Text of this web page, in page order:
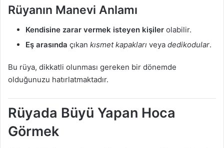
Rüyanın Manevi Anlamı
Kendisine zarar vermek isteyen kişiler olabilir.
Eş arasında çıkan kısmet kapakları veya dedikodular.
Bu rüya, dikkatli olunması gereken bir dönemde
olduğunuzu hatırlatmaktadır.
Rüyada Büyü Yapan Hoca
Görmek